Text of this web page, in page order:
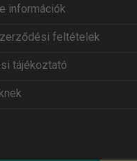
információk
feltételek
tájékoztató